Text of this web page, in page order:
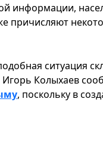
информации,
причисляют
ситуация
Колыхаев
, поскольку в